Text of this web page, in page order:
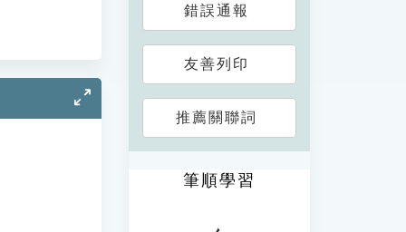
錯誤通報
友善列印
推薦關聯詞
筆順學習